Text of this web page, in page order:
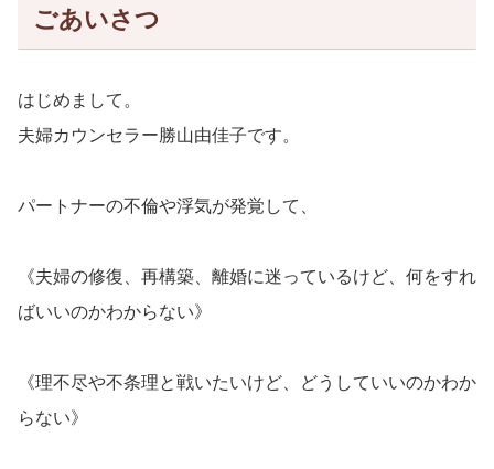
ごあいさつ
はじめまして。
夫婦カウンセラー勝山由佳子です。
パートナーの不倫や浮気が発覚して、
《夫婦の修復、再構築、離婚に迷っているけど、何をすれ
ばいいのかわからない》
《理不尽や不条理と戦いたいけど、どうしていいのかわか
らない》